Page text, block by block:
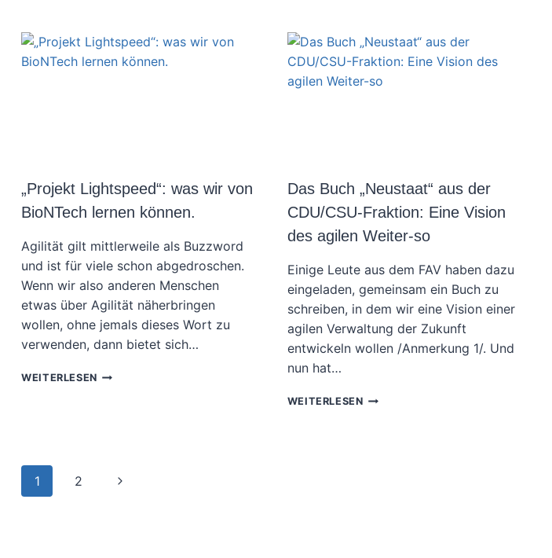
BÜCHERKISTE:
„MISSION.
AUF
MARIANA
MAZZUCATO
IM
BLOG
(AKA
„BÜCHERKISTE“)
„Projekt Lightspeed“: was wir von
BioNTech lernen können.
Agilität gilt mittlerweile als Buzzword
und ist für viele schon abgedroschen.
Wenn wir also anderen Menschen
etwas über Agilität näherbringen
wollen, ohne jemals dieses Wort zu
verwenden, dann bietet sich…
WEITERLESEN „PROJEKT
KÖNNEN.
Das Buch „Neustaat“ aus der
CDU/CSU-Fraktion: Eine Vision
des agilen Weiter-so
Einige Leute aus dem FAV haben dazu
eingeladen, gemeinsam ein Buch zu
schreiben, in dem wir eine Vision einer
agilen Verwaltung der Zukunft
entwickeln wollen /Anmerkung 1/. Und
nun hat…
WEITERLESENDAS
Seitennavigation
1 2
Nächste